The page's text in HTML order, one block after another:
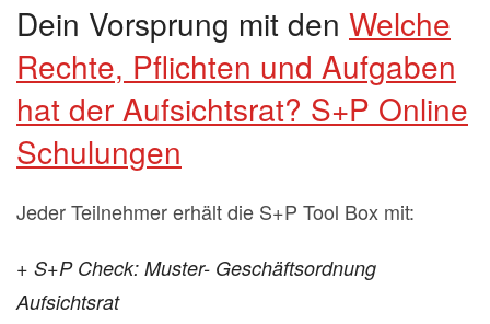
Dein Vorsprung mit den Welche
Rechte, Pflichten und Aufgaben
hat der Aufsichtsrat? S+P Online
Schulungen
Jeder Teilnehmer erhält die S+P Tool Box mit:
+ S+P Check: Muster- Geschäftsordnung
Aufsichtsrat